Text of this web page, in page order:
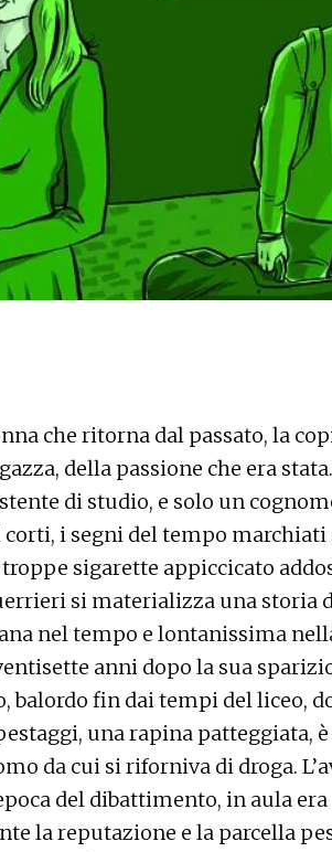
che ritorna dal passato, la
della passione che era
di studio, e solo un
corti, i segni del tempo marchiati
sigarette appiccicato
si materializza una storia
nel tempo e lontanissima
anni dopo la sua
balordo fin dai tempi del liceo,
una rapina patteggiata,
da cui si riforniva di droga.
del dibattimento, in aula
la reputazione e la parcella